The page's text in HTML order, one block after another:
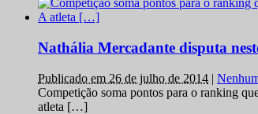
Nathália Mercadante disputa
Publicado em 26 de julho de 2014 |
Competição soma pontos para o ranking
atleta […]